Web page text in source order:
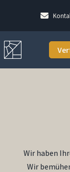
Wir haben
Wir